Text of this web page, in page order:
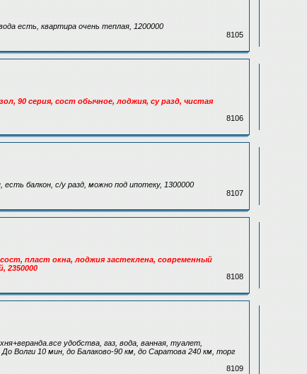
есть, квартира очень теплая, 1200000
8105
90 серия, сост обычное, лоджия, су разд, чистая
8106
балкон, с/у разд, можно под ипотеку, 1300000
8107
пласт окна, лоджия застеклена, современный
2350000
8108
удобства, газ, вода, ванная, туалет,
Волги 10 мин, до Балаково-90 км, до Саратова 240 км, торг
8109